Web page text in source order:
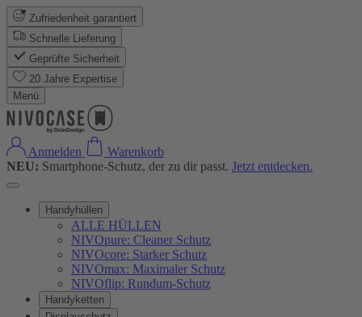
Zufriedenheit garantiert
Schnelle Lieferung
Geprüfte Sicherheit
20 Jahre Expertise
Menü
Anmelden
Warenkorb
NEU: Smartphone-Schutz, der zu dir passt. Jetzt entdecken.
Handyhüllen
ALLE HÜLLEN
NIVOpure: Cleaner Schutz
NIVOcore: Starker Schutz
NIVOmax: Maximaler Schutz
NIVOflip: Rundum-Schutz
Handyketten